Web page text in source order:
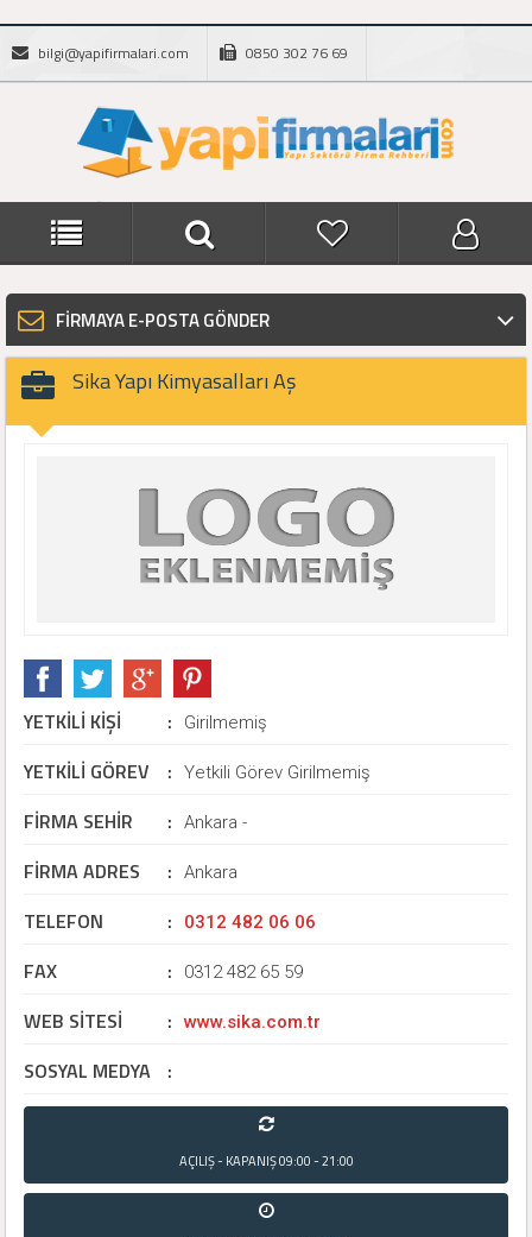
bilgi@yapifirmalari.com 0850 302 76 69
FİRMAYA E-POSTA GÖNDER
Sika Yapı Kimyasalları Aş
YETKİLİ KİŞİ : Girilmemiş
YETKİLİ GÖREV : Yetkili Görev Girilmemiş
FİRMA SEHİR : Ankara -
FİRMA ADRES : Ankara
TELEFON : 0312 482 06 06
FAX : 0312 482 65 59
WEB SİTESİ : www.sika.com.tr
SOSYAL MEDYA :
AÇILIŞ - KAPANIŞ09:00 - 21:00